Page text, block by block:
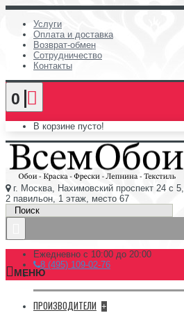
Услуги
Оплата и доставка
Возврат-обмен
Сотрудничество
Контакты
0
В корзине пусто!
г. Москва, Нахимовский проспект 24 с 5,
2 павильон, 1 этаж, место 67
Ежедневно с 10:00 до 20:00
8 (495) 109-02-76
МЕНЮ
ПРОИЗВОДИТЕЛИ +